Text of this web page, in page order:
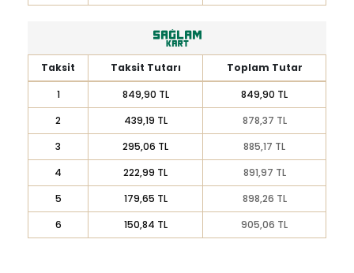
Taksit Taksit Tutarı
Toplam Tutar
1
849,90 TL
849,90 TL
2
439,19 TL
878,37 TL
3
295,06 TL
885,17 TL
4
222,99 TL
891,97 TL
5
179,65 TL
898,26 TL
6
150,84 TL 905,06 TL